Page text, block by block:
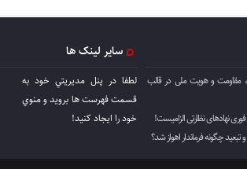
مقاومت و هویت ملی در قالب
نهادهای نظارتی الزامیست!
چگونه فرماندار اهواز شد؟
سایر لینک ها
لطفا در پنل مديريتي خود به
قسمت فهرست ها برويد و منوي
خود را ايجاد كنيد!